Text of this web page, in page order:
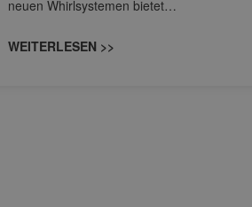
neuen Whirlsystemen bietet…
WEITERLESEN >>